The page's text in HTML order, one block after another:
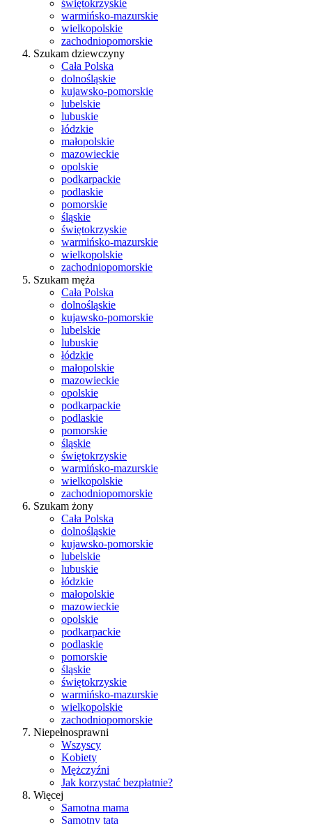
świętokrzyskie
warmińsko-mazurskie
wielkopolskie
zachodniopomorskie
Szukam dziewczyny
Cała Polska
dolnośląskie
kujawsko-pomorskie
lubelskie
lubuskie
łódzkie
małopolskie
mazowieckie
opolskie
podkarpackie
podlaskie
pomorskie
śląskie
świętokrzyskie
warmińsko-mazurskie
wielkopolskie
zachodniopomorskie
Szukam męża
Cała Polska
dolnośląskie
kujawsko-pomorskie
lubelskie
lubuskie
łódzkie
małopolskie
mazowieckie
opolskie
podkarpackie
podlaskie
pomorskie
śląskie
świętokrzyskie
warmińsko-mazurskie
wielkopolskie
zachodniopomorskie
Szukam żony
Cała Polska
dolnośląskie
kujawsko-pomorskie
lubelskie
lubuskie
łódzkie
małopolskie
mazowieckie
opolskie
podkarpackie
podlaskie
pomorskie
śląskie
świętokrzyskie
warmińsko-mazurskie
wielkopolskie
zachodniopomorskie
Niepełnosprawni
Wszyscy
Kobiety
Mężczyźni
Jak korzystać bezpłatnie?
Więcej
Samotna mama
Samotny tata